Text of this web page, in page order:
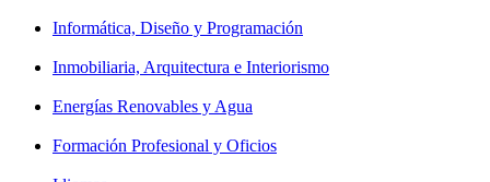
Informática, Diseño y Programación
Inmobiliaria, Arquitectura e Interiorismo
Energías Renovables y Agua
Formación Profesional y Oficios